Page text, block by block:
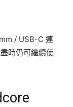
/ USB-C 連
時仍可繼續使